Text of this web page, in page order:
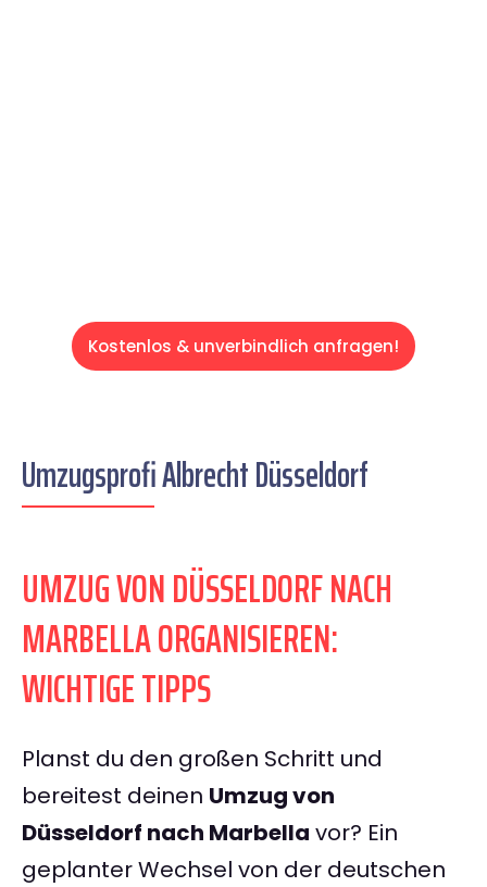
Kostenlos & unverbindlich anfragen!
Umzugsprofi Albrecht Düsseldorf
UMZUG VON DÜSSELDORF NACH
MARBELLA ORGANISIEREN:
WICHTIGE TIPPS
Planst du den großen Schritt und
bereitest deinen Umzug von
Düsseldorf nach Marbella vor? Ein
geplanter Wechsel von der deutschen